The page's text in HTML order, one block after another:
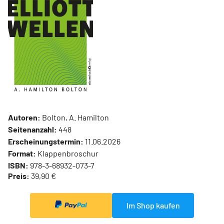
Autoren: Bolton, A. Hamilton
Seitenanzahl: 448
Erscheinungstermin: 11.06.2026
Format: Klappenbroschur
ISBN: 978-3-68932-073-7
Preis: 39,90 €
Im Shop kaufen